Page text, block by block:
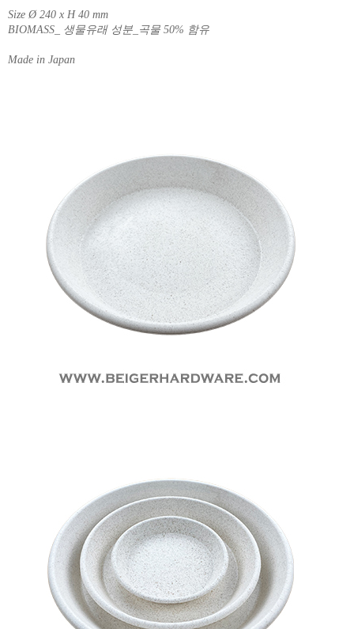
Size Ø 240 x H 40 mm
BIOMASS_ 생물유래 성분_곡물 50% 함유
Made in Japan